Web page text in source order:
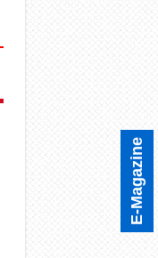
E-Magazine